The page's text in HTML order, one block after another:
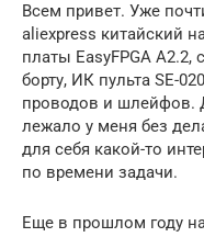
Всем привет. Уже
aliexpress китайский
платы EasyFPGA A2.2,
борту, ИК пульта SE-
проводов и шлейфов.
лежало у меня без
для себя какой-то
по времени задачи.
Еще в прошлом году